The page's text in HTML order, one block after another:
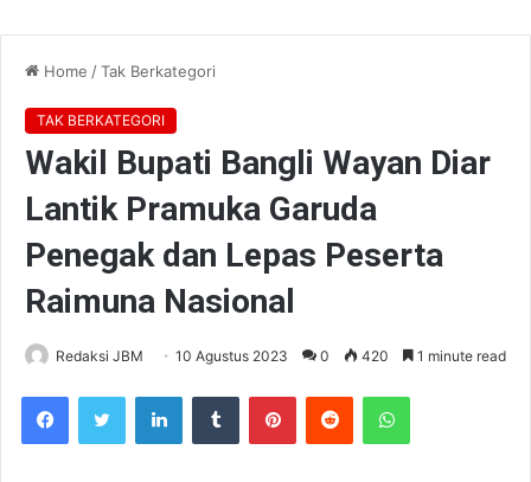
Home /Tak Berkategori
TAK BERKATEGORI
Wakil Bupati Bangli Wayan Diar
Lantik Pramuka Garuda
Penegak dan Lepas Peserta
Raimuna Nasional
Redaksi JBM 10 Agustus 2023 0 420 1 minute read